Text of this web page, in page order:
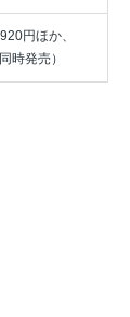
円ほか、
時発売）